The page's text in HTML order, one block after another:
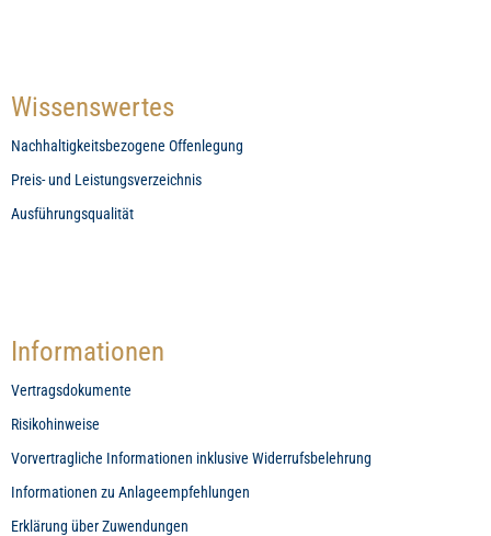
Wissenswertes
Nachhaltigkeitsbezogene Offenlegung
Preis- und Leistungsverzeichnis
Ausführungsqualität
Informationen
Vertragsdokumente
Risikohinweise
Vorvertragliche Informationen inklusive Widerrufsbelehrung
Informationen zu Anlageempfehlungen
Erklärung über Zuwendungen